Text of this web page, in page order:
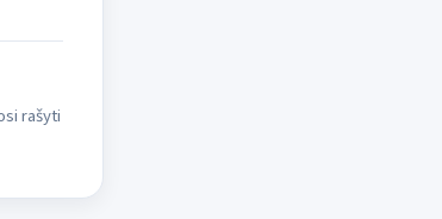
rašyti